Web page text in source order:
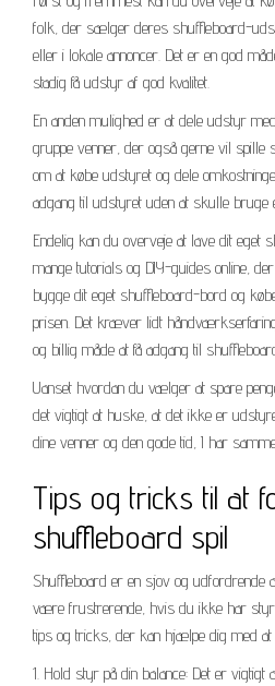
folk, der sælger deres shuffleboard-
eller i lokale annoncer. Det er en god
stadig få udstyr af god kvalitet.
En anden mulighed er at dele udstyr
gruppe venner, der også gerne vil spille
om at købe udstyret og dele
adgang til udstyret uden at skulle bruge
Endelig kan du overveje at lave dit eget
mange tutorials og DIY-guides online,
bygge dit eget shuffleboard-bord og
prisen. Det kræver lidt
og billig måde at få adgang til
Uanset hvordan du vælger at spare
det vigtigt at huske, at det ikke er
dine venner og den gode tid, I har
Tips og tricks til at
shuffleboard spil
Shuffleboard er en sjov og udfordrende
være frustrerende, hvis du ikke har styr
tips og tricks, der kan hjælpe dig med
1. Hold styr på din balance: Det er vigtigt